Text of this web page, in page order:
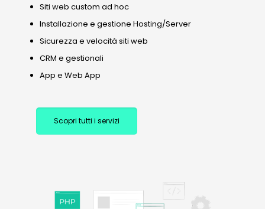
Siti web custom ad hoc
Installazione e gestione Hosting/Server
Sicurezza e velocità siti web
CRM e gestionali
App e Web App
Scopri tutti i servizi